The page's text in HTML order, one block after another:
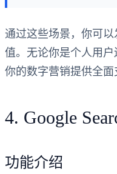
通过这些场景，你可
值。无论你是个人用
你的数字营销提供全面
4. Google
功能介绍